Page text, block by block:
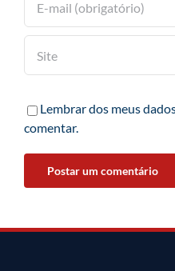
Lembrar dos meus
comentar.